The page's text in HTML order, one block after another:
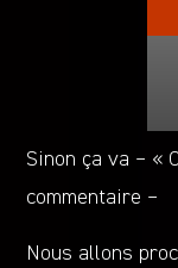
Sinon ça va – «
commentaire –
Nous allons